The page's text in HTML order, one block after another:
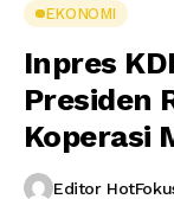
EKONOMI
Inpres
Presiden
Koperasi
Editor